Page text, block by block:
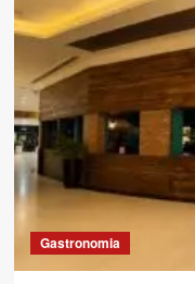
Gastronomia